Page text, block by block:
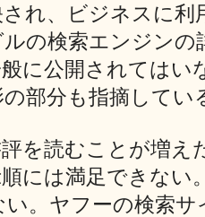
れ、ビジネスに利
の検索エンジンの
に公開されてはい
部分も指摘してい
を読むことが増え
には満足できない
。ヤフーの検索サ